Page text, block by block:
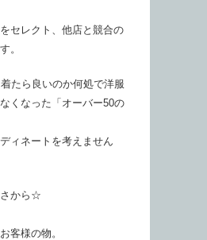
セレクト、他店と競合の
。
たら良いのか何処で洋服
くなった「オーバー50の
ィネートを考えません
さから☆
客様の物。